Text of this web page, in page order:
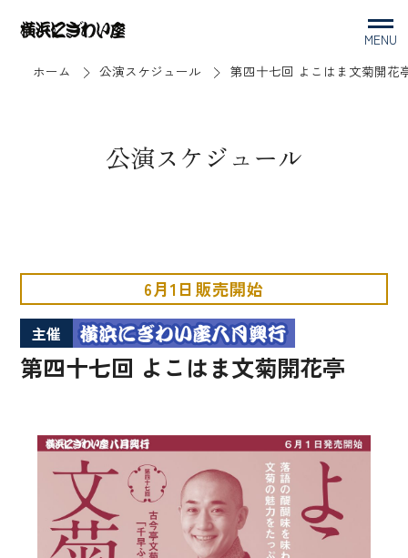
MENU
ホーム
公演スケジュール 第四十七回 よこはま文菊開花
公演スケジュール
6月1日販売開始
主催
第四十七回 よこはま文菊開花亭